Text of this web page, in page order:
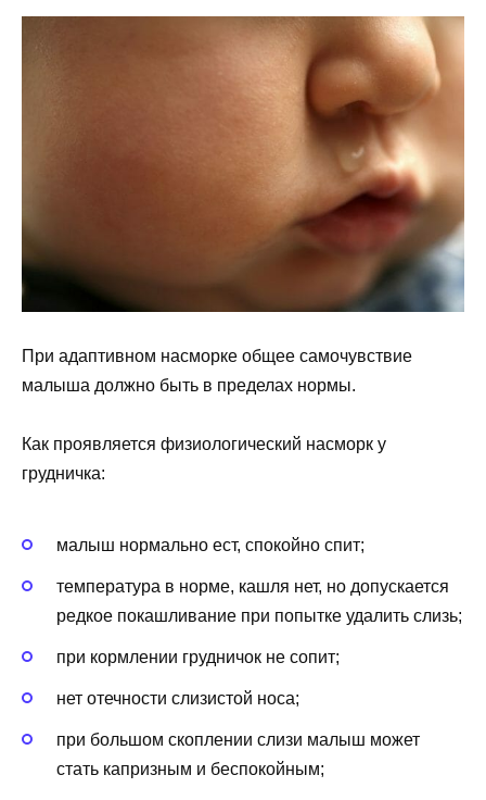
При адаптивном насморке общее самочувствие
малыша должно быть в пределах нормы.
Как проявляется физиологический насморк у
грудничка:
малыш нормально ест, спокойно спит;
температура в норме, кашля нет, но допускается
редкое покашливание при попытке удалить слизь;
при кормлении грудничок не сопит;
нет отечности слизистой носа;
при большом скоплении слизи малыш может
стать капризным и беспокойным;